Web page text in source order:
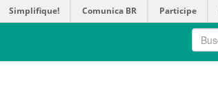
Simplifique! Comunica BR Participe